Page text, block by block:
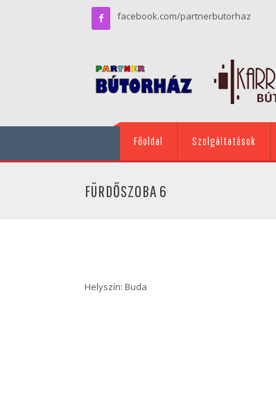
facebook.com/partnerbutorhaz
Főoldal Szolgáltatások
FÜRDŐSZOBA 6
Helyszín: Buda